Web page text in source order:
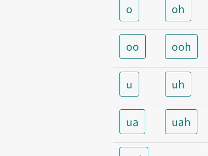
o oh
oo ooh
u uh
ua uah